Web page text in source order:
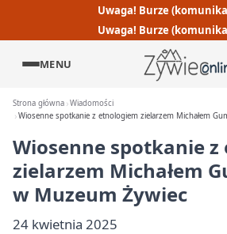
Uwaga! Burze
Uwaga! Burze
MENU
Strona główna Wiadomości
Wiosenne spotkanie z etnologiem zielarzem Michałem
Wiosenne spotkanie
zielarzem Michałem
w Muzeum Żywiec
24 kwietnia 2025